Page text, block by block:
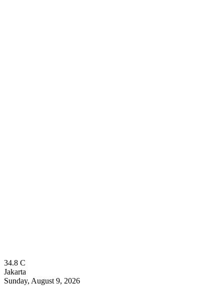
34.8 C
Jakarta
Sunday, August 9, 2026